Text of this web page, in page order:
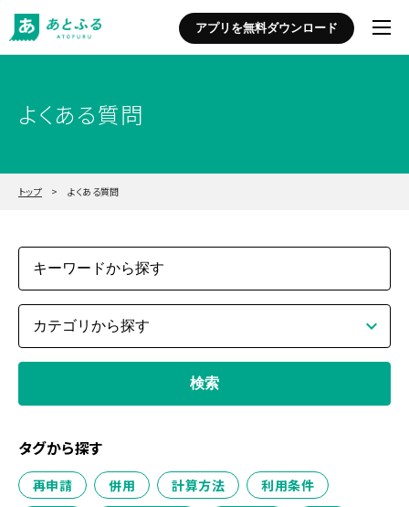
アプリを無料ダウンロード
よくある質問
トップ> よくある質問
タグから探す
再申請 併用 計算方法
利用条件